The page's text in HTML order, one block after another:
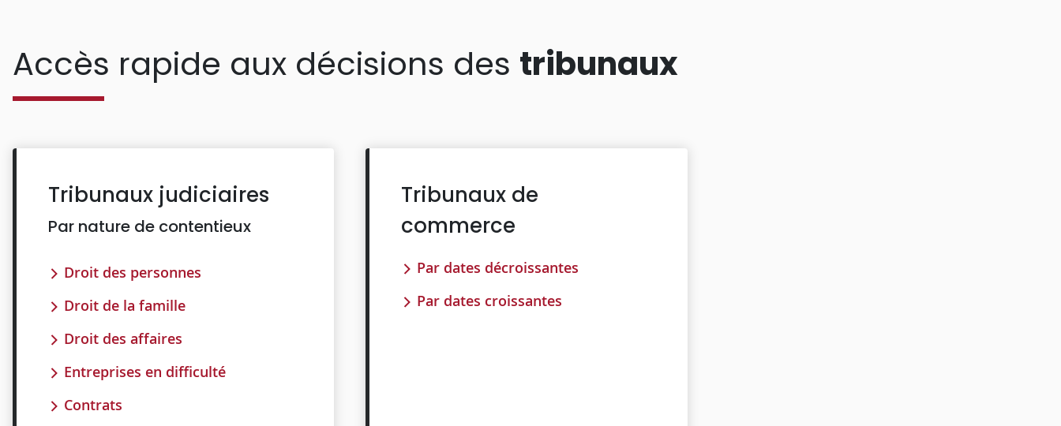
Accès rapide aux décisions des tribunaux
Tribunaux judiciaires
Par nature de contentieux
Droit des personnes
Droit de la famille
Droit des affaires
Entreprises en difficulté
Contrats
Tribunaux de
commerce
Par dates décroissantes
Par dates croissantes